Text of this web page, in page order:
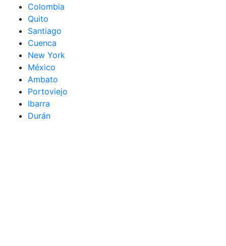
Colombia
Quito
Santiago
Cuenca
New York
México
Ambato
Portoviejo
Ibarra
Durán